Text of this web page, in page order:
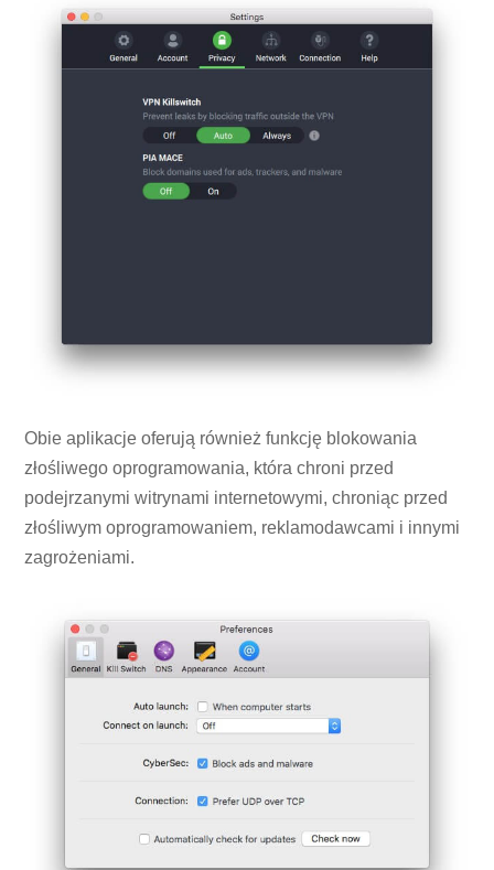
Obie aplikacje oferują również funkcję blokowania
złośliwego oprogramowania, która chroni przed
podejrzanymi witrynami internetowymi, chroniąc przed
złośliwym oprogramowaniem, reklamodawcami i innymi
zagrożeniami.